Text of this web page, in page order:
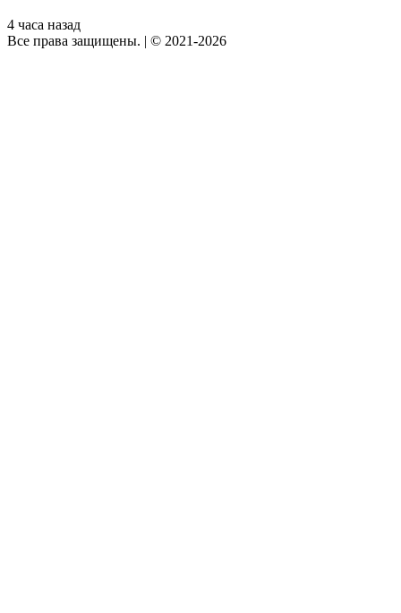
4 часа назад
Все права защищены. | © 2021-2026